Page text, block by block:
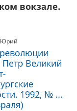
вокзале.
Юрий
Петр Великий
1992, № ...